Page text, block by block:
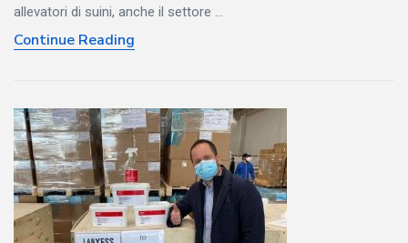
allevatori di suini, anche il settore ...
Continue Reading